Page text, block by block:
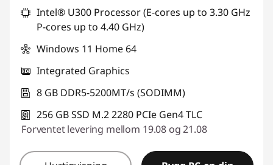
Intel® U300 Processor (E-cores up to 3.30 GHz
P-cores up to 4.40 GHz)
Windows 11 Home 64
Integrated Graphics
8 GB DDR5-5200MT/s (SODIMM)
256 GB SSD M.2 2280 PCIe Gen4 TLC
Forventet levering mellom 19.08 og 21.08